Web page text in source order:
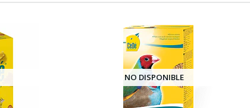
NO DISPONIBLE